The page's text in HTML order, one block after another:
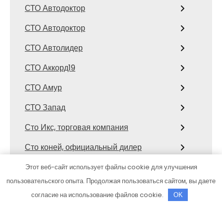
СТО Автодоктор
СТО Автодоктор
СТО Автолидер
СТО Аккорд19
СТО Амур
СТО Запад
Сто Икс, торговая компания
Сто коней, официальный дилер
СТО Космос
Сулак, гостиничный комплекс
Этот веб-сайт использует файлы cookie для улучшения
пользовательского опыта. Продолжая пользоваться сайтом, вы даете
согласие на использование файлов cookie.
OK